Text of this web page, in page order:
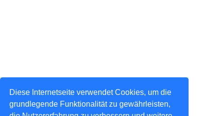
Diese Internetseite verwendet Cookies, um die
grundlegende Funktionalität zu gewährleisten,